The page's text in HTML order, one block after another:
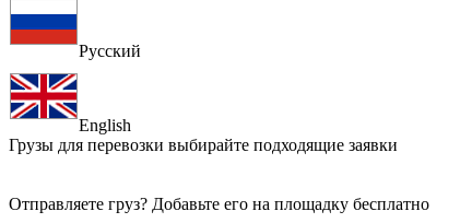
Русский
English
Грузы для перевозки выбирайте подходящие заявки
Отправляете груз? Добавьте его на площадку бесплатно